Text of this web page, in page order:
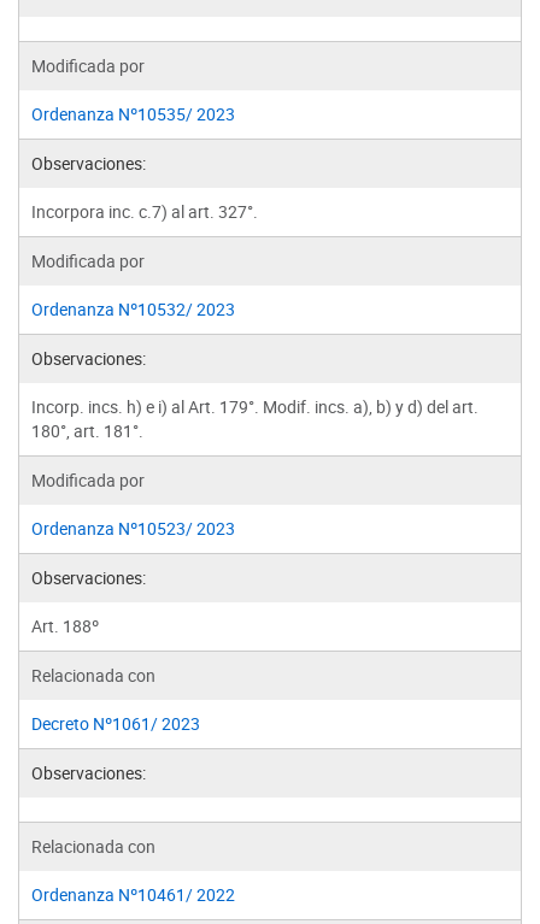
Modificada por
Ordenanza Nº10535/ 2023
Observaciones:
Incorpora inc. c.7) al art. 327°.
Modificada por
Ordenanza Nº10532/ 2023
Observaciones:
Incorp. incs. h) e i) al Art. 179°. Modif. incs. a), b) y d) del art.
180°, art. 181°.
Modificada por
Ordenanza Nº10523/ 2023
Observaciones:
Art. 188º
Relacionada con
Decreto Nº1061/ 2023
Observaciones:
Relacionada con
Ordenanza Nº10461/ 2022